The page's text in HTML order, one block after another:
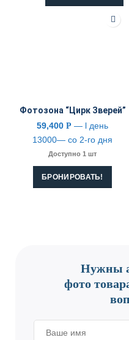
Фотозона “Цирк Зверей”
59,400 Р — l день
13000— со 2-го дня
Доступно 1 шт
БРОНИРОВАТЬ!
Нужны
фото